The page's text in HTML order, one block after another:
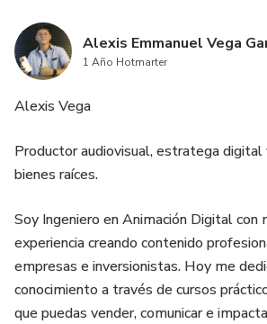
marcas
• Freelancers que desean ofrecer
marketing digital sin gastar en equipo
Solo tu celular, CapCut (gratis) y
aprender.
Alexis Emmanuel Vega
1 Año Hotmarter
Alexis Vega
Productor audiovisual, estratega
bienes raíces.
Soy Ingeniero en Animación Digital con
experiencia creando contenido
empresas e inversionistas. Hoy me
conocimiento a través de cursos
que puedas vender, comunicar e